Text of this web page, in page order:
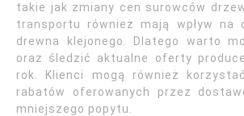
takie jak zmiany cen surowców
transportu również mają wpływ na
drewna klejonego. Dlatego warto
oraz śledzić aktualne oferty
rok. Klienci mogą również
rabatów oferowanych przez
mniejszego popytu.